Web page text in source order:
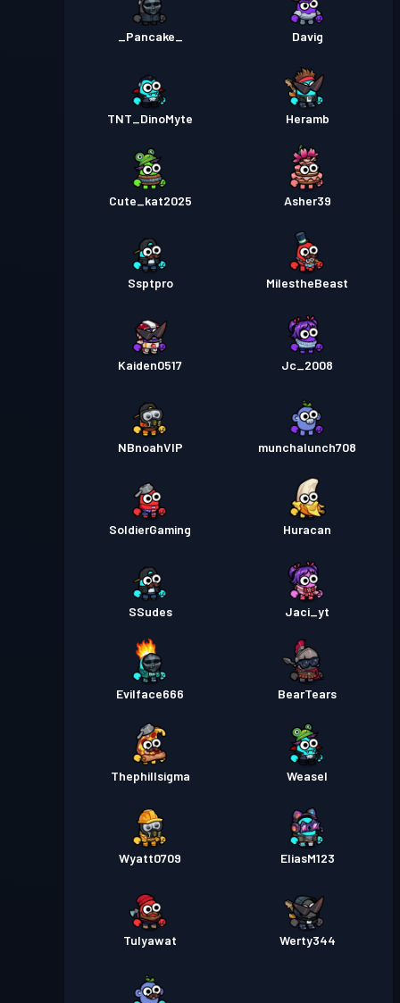
_Pancake_ Davig
TNT_DinoMyte Heramb
Cute_kat2025 Asher39
Ssptpro MiIestheBeast
Kaiden0517 Jc_2008
NBnoahVIP munchalunch708
SoldierGaming Huracan
SSudes Jaci_yt
Evilface666 BearTears
Thephillsigma Weasel
Wyatt0709 EliasM123
Tulyawat Werty344